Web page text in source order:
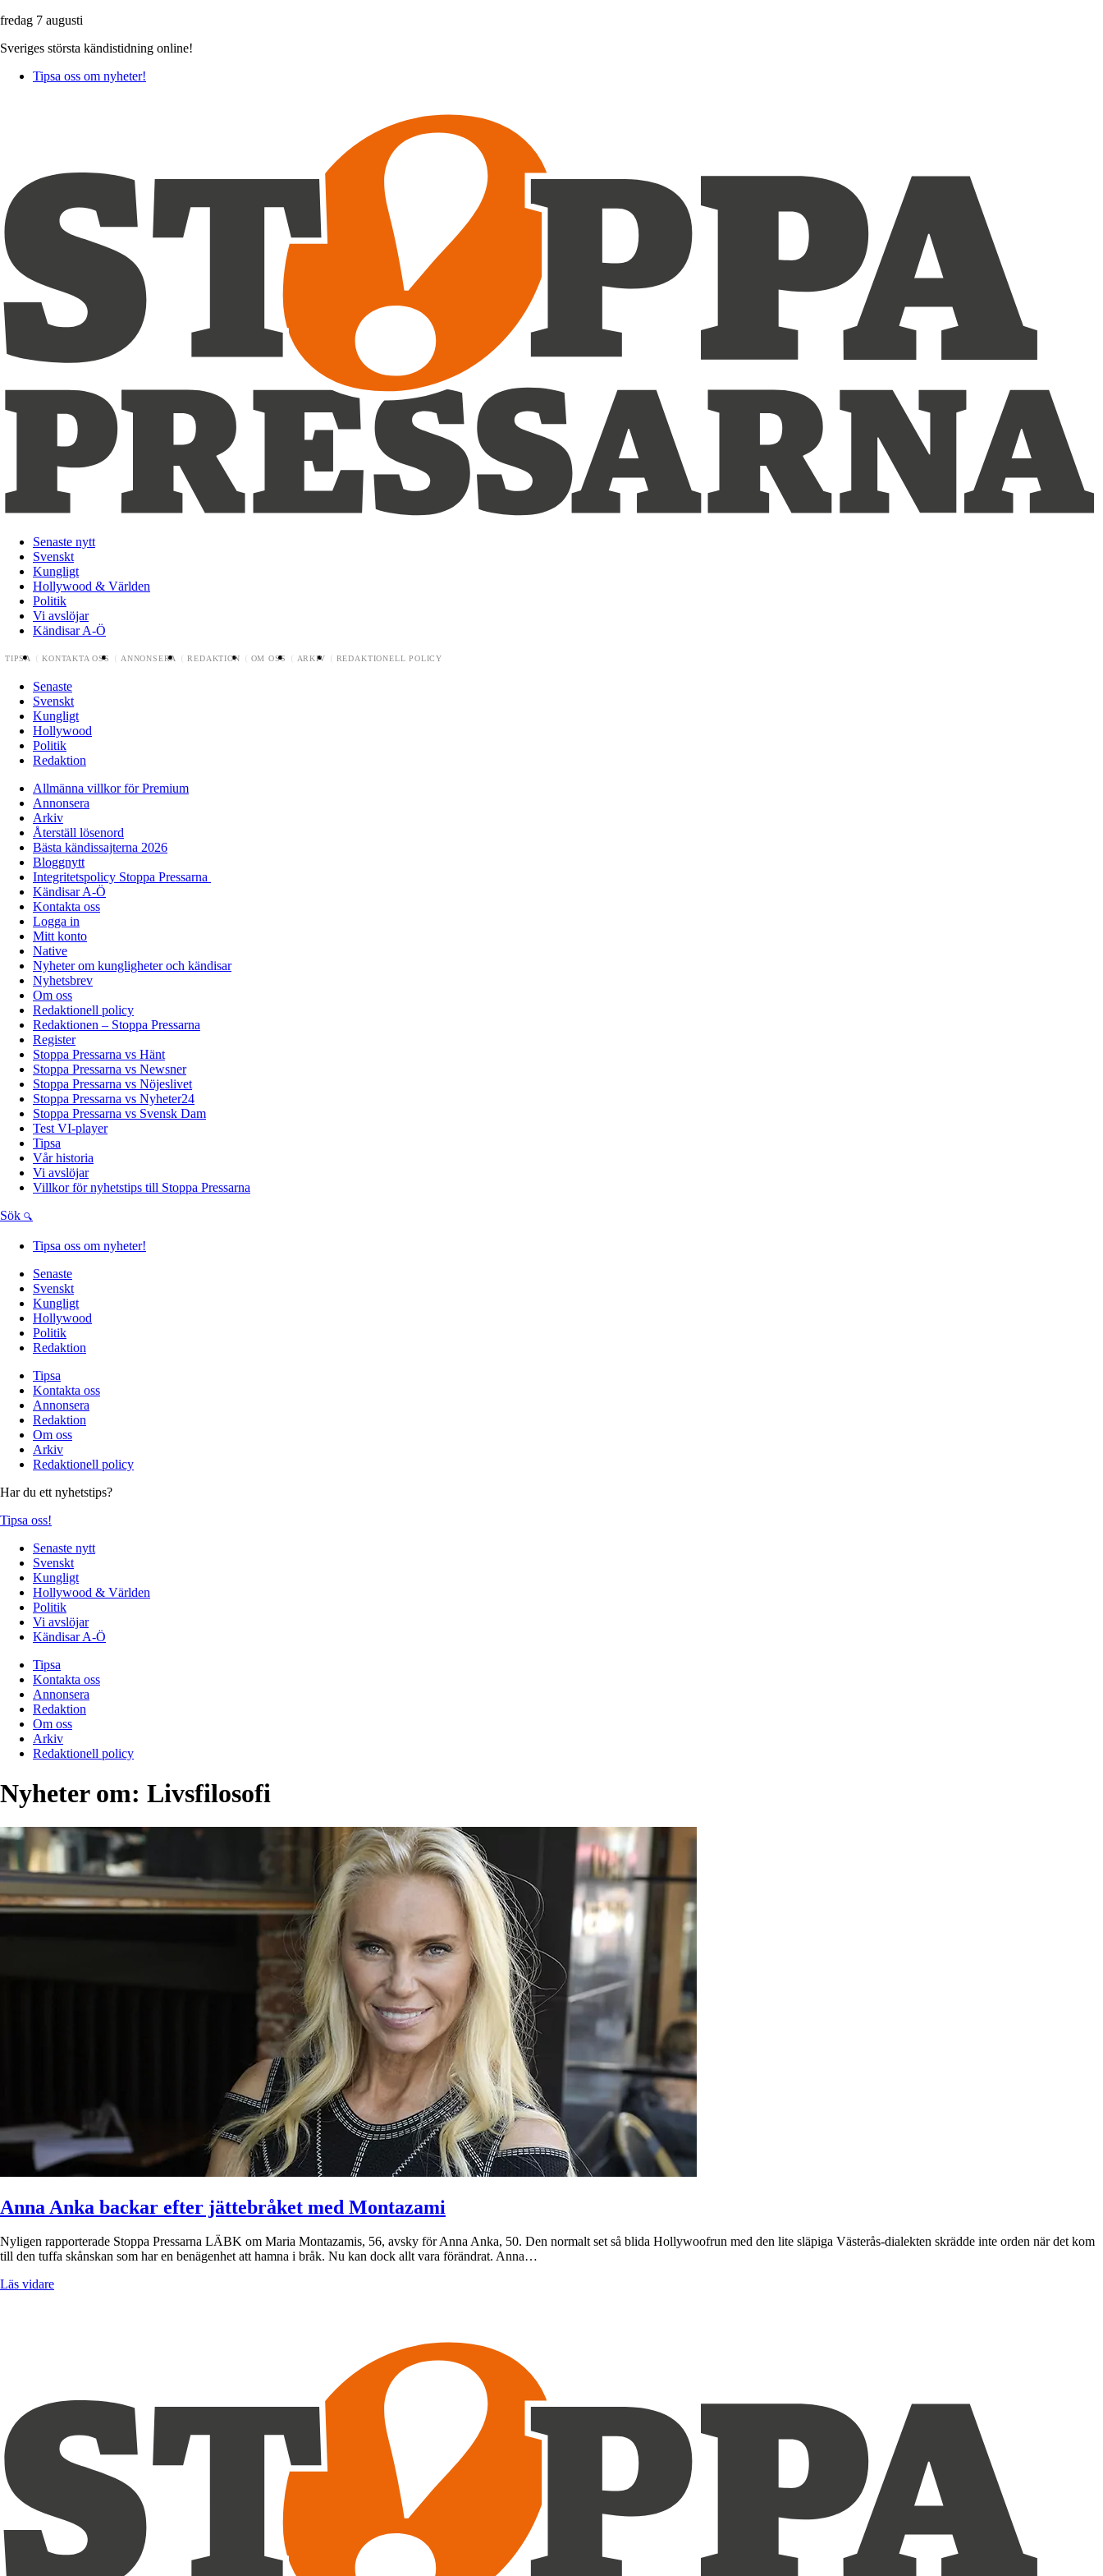
fredag 7 augusti
Sveriges största kändistidning online!
Tipsa oss om nyheter!
Senaste nytt
Svenskt
Kungligt
Hollywood & Världen
Politik
Vi avslöjar
Kändisar A-Ö
TIPSA KONTAKTA OSS ANNONSERA REDAKTION OM OSS ARKIV REDAKTIONELL POLICY
Senaste
Svenskt
Kungligt
Hollywood
Politik
Redaktion
Allmänna villkor för Premium
Annonsera
Arkiv
Återställ lösenord
Bästa kändissajterna 2026
Bloggnytt
Integritetspolicy Stoppa Pressarna
Kändisar A-Ö
Kontakta oss
Logga in
Mitt konto
Native
Nyheter om kungligheter och kändisar
Nyhetsbrev
Om oss
Redaktionell policy
Redaktionen – Stoppa Pressarna
Register
Stoppa Pressarna vs Hänt
Stoppa Pressarna vs Newsner
Stoppa Pressarna vs Nöjeslivet
Stoppa Pressarna vs Nyheter24
Stoppa Pressarna vs Svensk Dam
Test VI-player
Tipsa
Vår historia
Vi avslöjar
Villkor för nyhetstips till Stoppa Pressarna
Sök
Tipsa oss om nyheter!
Senaste
Svenskt
Kungligt
Hollywood
Politik
Redaktion
Tipsa
Kontakta oss
Annonsera
Redaktion
Om oss
Arkiv
Redaktionell policy
Har du ett nyhetstips?
Tipsa oss!
Senaste nytt
Svenskt
Kungligt
Hollywood & Världen
Politik
Vi avslöjar
Kändisar A-Ö
Tipsa
Kontakta oss
Annonsera
Redaktion
Om oss
Arkiv
Redaktionell policy
Nyheter om: Livsfilosofi
Anna Anka backar efter jättebråket med Montazami
Nyligen rapporterade Stoppa Pressarna LÄBK om Maria Montazamis, 56, avsky för Anna Anka, 50. Den normalt set så blida Hollywoofrun med den lite släpiga Västerås-dialekten skrädde inte orden när det kom
till den tuffa skånskan som har en benägenhet att hamna i bråk. Nu kan dock allt vara förändrat. Anna…
Läs vidare